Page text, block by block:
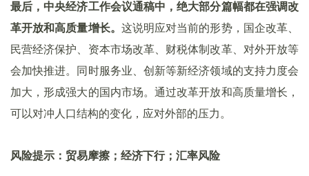
最后，中央经济工作会议通稿中，绝大部分篇幅都在强调改
革开放和高质量增长。 这说明应对当前的形势，国企改革、
民营经济保护、资本市场改革、财税体制改革、对外开放等
会加快推进。同时服务业、创新等新经济领域的支持力度会
加大，形成强大的国内市场。通过改革开放和高质量增长，
可以对冲人口结构的变化，应对外部的压力。
风险提示：贸易摩擦；经济下行；汇率风险